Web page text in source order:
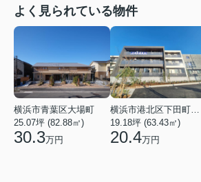
よく見られている物件
横浜市青葉区大場町
25.07坪 (82.88㎡)
30.3万円
19.18坪 (63.43㎡)
20.4万円